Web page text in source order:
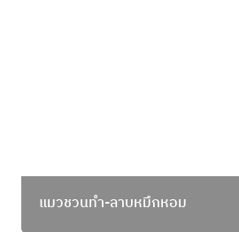
แมวชวนทำ-ลาบหมึกหอม